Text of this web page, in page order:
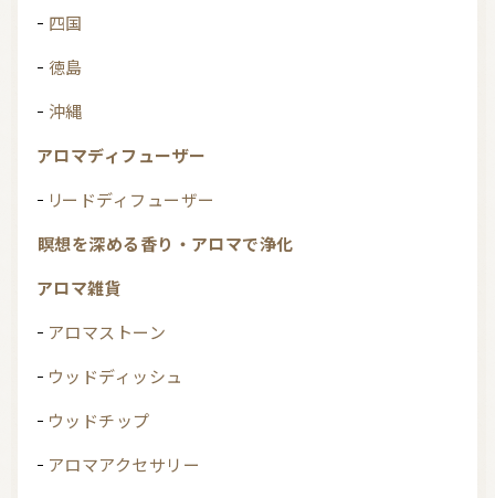
四国
徳島
沖縄
アロマディフューザー
リードディフューザー
瞑想を深める香り・アロマで浄化
アロマ雑貨
アロマストーン
ウッドディッシュ
ウッドチップ
アロマアクセサリー